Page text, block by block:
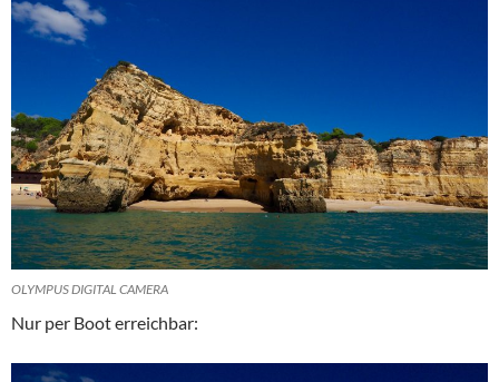
OLYMPUS DIGITAL CAMERA
Nur per Boot erreichbar: